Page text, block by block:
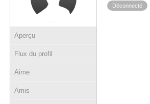
Aperçu
Flux du profil
Aime
Amis
Déconnecté